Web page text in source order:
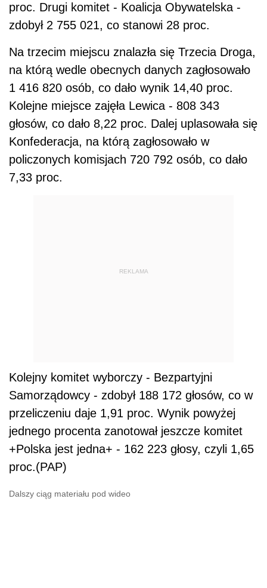
proc. Drugi komitet - Koalicja Obywatelska -
zdobył 2 755 021, co stanowi 28 proc.
Na trzecim miejscu znalazła się Trzecia Droga,
na którą wedle obecnych danych zagłosowało
1 416 820 osób, co dało wynik 14,40 proc.
Kolejne miejsce zajęła Lewica - 808 343
głosów, co dało 8,22 proc. Dalej uplasowała się
Konfederacja, na którą zagłosowało w
policzonych komisjach 720 792 osób, co dało
7,33 proc.
REKLAMA
Kolejny komitet wyborczy - Bezpartyjni
Samorządowcy - zdobył 188 172 głosów, co w
przeliczeniu daje 1,91 proc. Wynik powyżej
jednego procenta zanotował jeszcze komitet
+Polska jest jedna+ - 162 223 głosy, czyli 1,65
proc.(PAP)
Dalszy ciąg materiału pod wideo